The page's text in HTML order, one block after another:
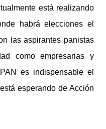
está realizando
habrá elecciones el
las aspirantes panistas
como empresarias y
es indispensable el
esperando de Acción